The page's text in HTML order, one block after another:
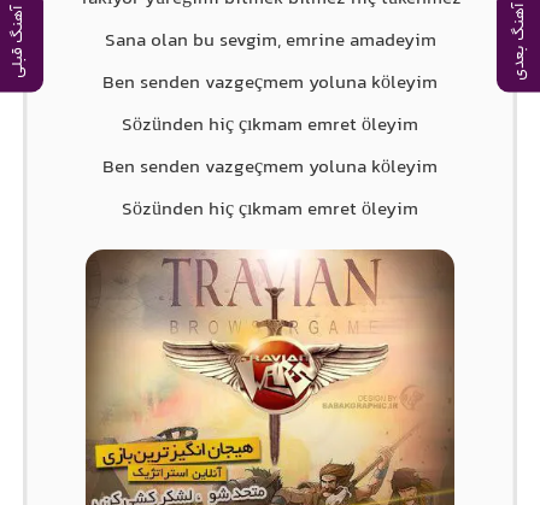
آهنگ بعدی آهنگ قبلی
Sana olan bu sevgim, emrine amadeyim
Ben senden vazgeçmem yoluna köleyim
Sözünden hiç çıkmam emret öleyim
Ben senden vazgeçmem yoluna köleyim
Sözünden hiç çıkmam emret öleyim